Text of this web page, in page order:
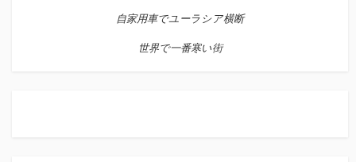
自家用車でユーラシア横断
世界で一番寒い街